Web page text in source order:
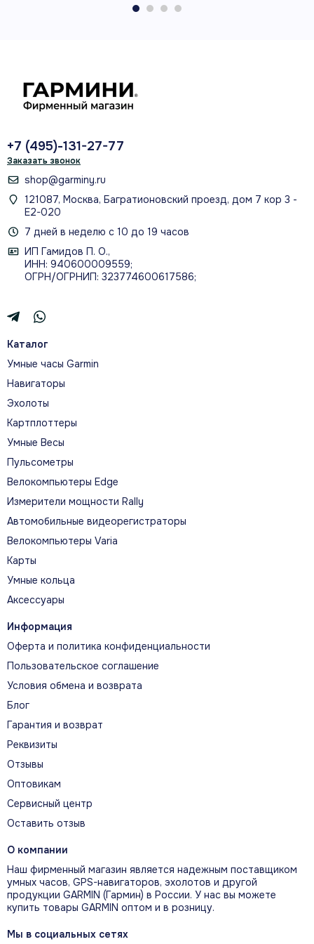
500 Вт
IPX7
класс водозащиты
ВОЗМОЖНОСТИ
Сонар, навигация и
управление судовыми
системами
Поддержка современных
сонаров
трансдьюсерами Garmin, включая систему
сканирующего сонара Panoptix LiveScope,
которая показывает обстановку вокруг
лодки в реальном времени.
+7 (495)-131-27-77
Заказать звонок
shop@garminy.ru
121087, Москва, Багратионовский проезд, дом 7 кор 3 -
Е2-020
7 дней в неделю с 10 до 19 часов
ИП Гамидов П. О.,
ИНН: 940600009559;
ОГРН/ОГРНИП: 323774600617586;
Каталог
Умные часы Garmin
Навигаторы
Эхолоты
Картплоттеры
Умные Весы
Пульсометры
Велокомпьютеры Edge
Измерители мощности Rally
Автомобильные видеорегистраторы
Велокомпьютеры Varia
Карты
Умные кольца
Аксессуары
Информация
Оферта и политика конфиденциальности
Пользовательское соглашение
Условия обмена и возврата
Блог
Гарантия и возврат
Реквизиты
Отзывы
Оптовикам
Сервисный центр
Оставить отзыв
О компании
Наш фирменный магазин является надежным поставщиком
умных часов, GPS-навигаторов, эхолотов и другой
продукции GARMIN (Гармин) в России. У нас вы можете
купить товары GARMIN оптом и в розницу.
Мы в социальных сетях